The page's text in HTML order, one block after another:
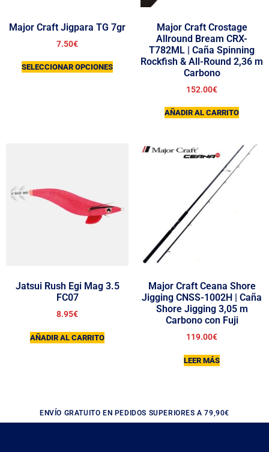
Major Craft Jigpara TG 7gr
7.50€
SELECCIONAR OPCIONES
Major Craft Crostage
Allround Bream CRX-
T782ML | Caña Spinning
Rockfish & All-Round 2,36 m
Carbono
152.00€
AÑADIR AL CARRITO
Jatsui Rush Egi Mag 3.5
FC07
8.95€
AÑADIR AL CARRITO
Major Craft Ceana Shore
Jigging CNSS-1002H | Caña
Shore Jigging 3,05 m
Carbono con Fuji
119.00€
LEER MÁS
ENVÍO GRATUITO EN PEDIDOS SUPERIORES A 79,90€